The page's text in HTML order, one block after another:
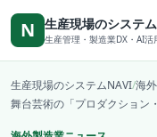
本文へ移動
N 生産現場のシステ
生産管理・製造業DX・AI活
生産現場のシステムNAVI/海
舞台芸術の「プロダクション